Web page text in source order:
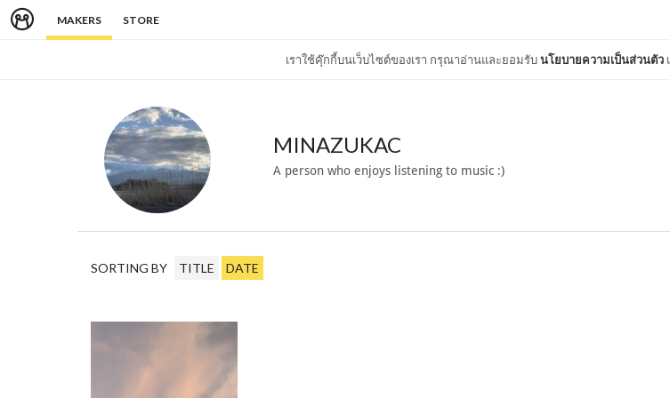
MAKERS STORE
เราใช้คุ๊กกี้บนเว็บไซต์ของเรา กรุณาอ่านและยอมรับนโยบายความเป็นส่วนตัว
MINAZUKAC
A person who enjoys listening to music :)
SORTING BY TITLE DATE